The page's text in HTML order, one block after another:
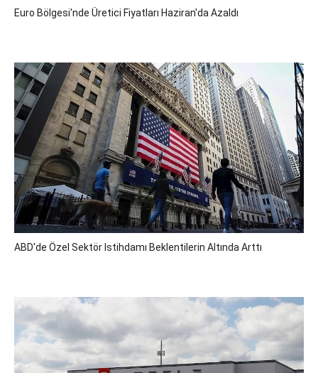
Euro Bölgesi'nde Üretici Fiyatları Haziran'da Azaldı
ABD'de Özel Sektör Istihdamı Beklentilerin Altında Arttı